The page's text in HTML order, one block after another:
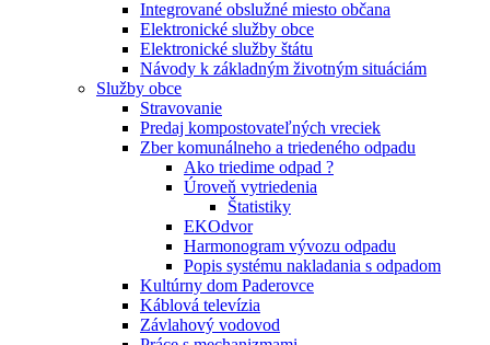
Integrované obslužné miesto občana
Elektronické služby obce
Elektronické služby štátu
Návody k základným životným situáciám
Služby obce
Stravovanie
Predaj kompostovateľných vreciek
Zber komunálneho a triedeného odpadu
Ako triedime odpad ?
Úroveň vytriedenia
Štatistiky
EKOdvor
Harmonogram vývozu odpadu
Popis systému nakladania s odpadom
Kultúrny dom Paderovce
Káblová televízia
Závlahový vodovod